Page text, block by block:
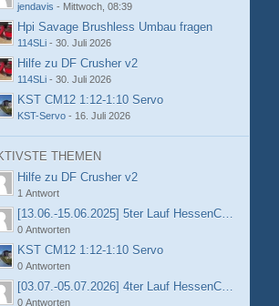
jendavis - Mittwoch, 08:39
Hpi Savage Brushless Umbau fragen
114SLi - 30. Juli 2026
Hilfe zu DF Crusher v2
114SLi - 30. Juli 2026
KST CM12 1:12-1:10 Servo
KST-Servo - 16. Juli 2026
THEMEN
Hilfe zu DF Crusher v2
1 Antwort
[13.06.-15.06.2025] 5ter Lauf HessenCup OR8 /
0 Antworten
KST CM12 1:12-1:10 Servo
0 Antworten
[03.07.-05.07.2026] 4ter Lauf HessenCup OR8 /
0 Antworten